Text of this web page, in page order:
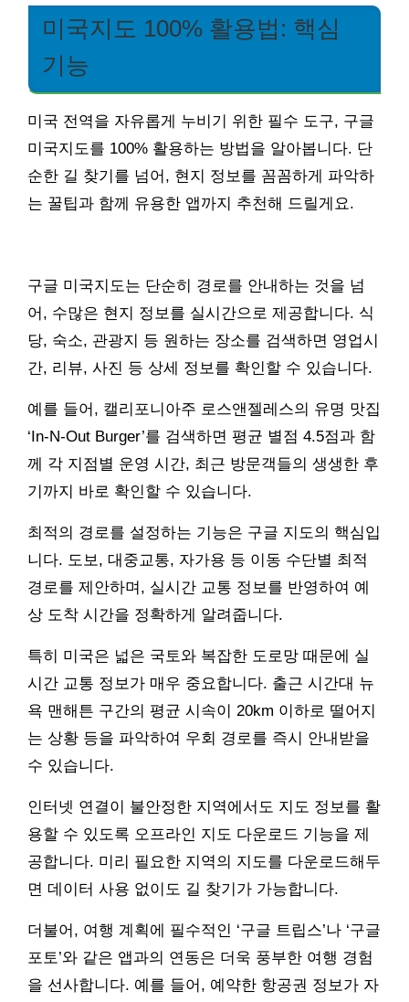
미국지도 100% 활용법: 핵심
기능
미국 전역을 자유롭게 누비기 위한 필수 도구, 구글
미국지도를 100% 활용하는 방법을 알아봅니다. 단
순한 길 찾기를 넘어, 현지 정보를 꼼꼼하게 파악하
는 꿀팁과 함께 유용한 앱까지 추천해 드릴게요.
구글 미국지도는 단순히 경로를 안내하는 것을 넘
어, 수많은 현지 정보를 실시간으로 제공합니다. 식
당, 숙소, 관광지 등 원하는 장소를 검색하면 영업시
간, 리뷰, 사진 등 상세 정보를 확인할 수 있습니다.
예를 들어, 캘리포니아주 로스앤젤레스의 유명 맛집
‘In-N-Out Burger’를 검색하면 평균 별점 4.5점과 함
께 각 지점별 운영 시간, 최근 방문객들의 생생한 후
기까지 바로 확인할 수 있습니다.
최적의 경로를 설정하는 기능은 구글 지도의 핵심입
니다. 도보, 대중교통, 자가용 등 이동 수단별 최적
경로를 제안하며, 실시간 교통 정보를 반영하여 예
상 도착 시간을 정확하게 알려줍니다.
특히 미국은 넓은 국토와 복잡한 도로망 때문에 실
시간 교통 정보가 매우 중요합니다. 출근 시간대 뉴
욕 맨해튼 구간의 평균 시속이 20km 이하로 떨어지
는 상황 등을 파악하여 우회 경로를 즉시 안내받을
수 있습니다.
인터넷 연결이 불안정한 지역에서도 지도 정보를 활
용할 수 있도록 오프라인 지도 다운로드 기능을 제
공합니다. 미리 필요한 지역의 지도를 다운로드해두
면 데이터 사용 없이도 길 찾기가 가능합니다.
더불어, 여행 계획에 필수적인 ‘구글 트립스’나 ‘구글
포토’와 같은 앱과의 연동은 더욱 풍부한 여행 경험
을 선사합니다. 예를 들어, 예약한 항공권 정보가 자